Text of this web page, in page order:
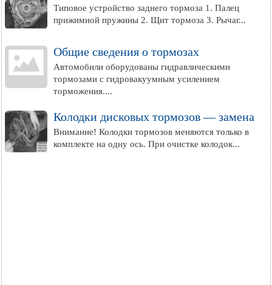
Типовое устройство заднего тормоза 1. Палец
прижимной пружины 2. Щит тормоза 3. Рычаг...
Общие сведения о тормозах
Автомобили оборудованы гидравлическими
тормозами с гидровакуумным усилением
торможения....
Колодки дисковых тормозов — замена
Внимание! Колодки тормозов меняются только в
комплекте на одну ось. При очистке колодок...